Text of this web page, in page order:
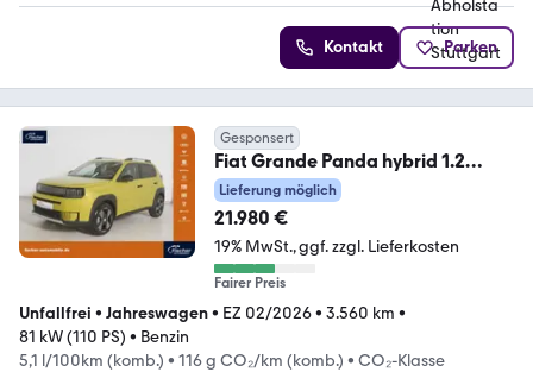
Kontakt Parken
Gesponsert
Fiat Grande Panda hybrid 1.2
eDCT la Prima
Lieferung möglich
21.980 €
19% MwSt. ggf. zzgl. Lieferkosten
Fairer Preis
Unfallfrei • Jahreswagen• EZ 02/2026• 3.560 km •
81 kW (110 PS) • Benzin
5,1 l/100km (komb.) • 116 g CO₂/km (komb.) • CO₂-Klasse